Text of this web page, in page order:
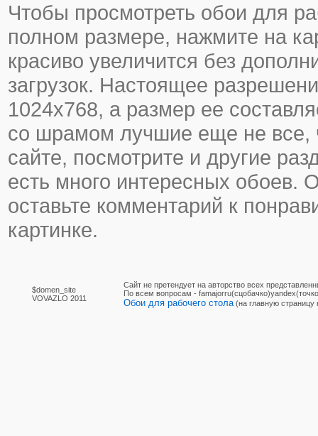
Чтобы просмотреть обои для
полном размере, нажмите на
красиво увеличится без
загрузок. Настоящее
1024х768, а размер ее
со шрамом лучшие еще не все,
сайте, посмотрите и другие
есть много интересных обоев.
оставьте комментарий к
картинке.
$domen_site
VOVAZLO 2011
Сайт не претендует на авторство всех
По вcем вопросам -
Обои для рабочего стола (на главную страницу